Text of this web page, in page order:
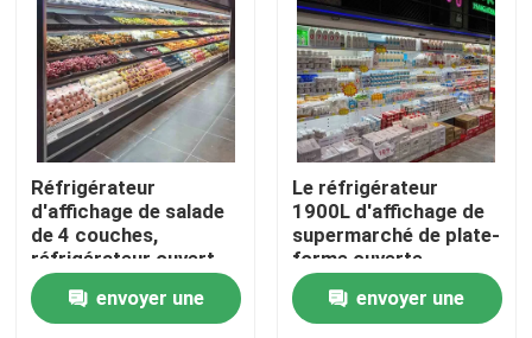
Au sujet de nous
Visite d'usine
Contrôle de qualité
Contactez-nous
Demandez une citation
Réfrigérateur
d'affichage de salade
de 4 couches,
réfrigérateur ouvert
de cas de LED 800L
1250 * 890 * 2050mm
envoyer une
Le réfrigérateur
1900L d'affichage de
supermarché de plate-
forme ouverte
automatique dégivrent
la taille de 2. 05m
envoyer une